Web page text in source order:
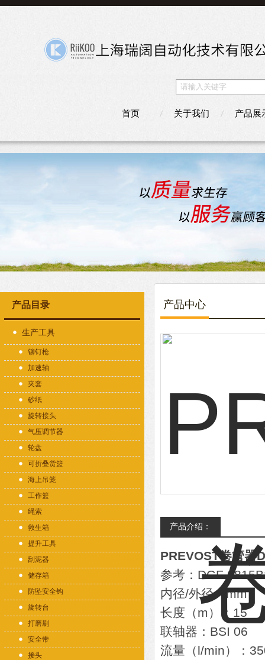
首页 关于我们 产品展
产品目录
生产工具
铆钉枪
加速轴
夹套
砂纸
旋转接头
气压调节器
轮盘
可折叠货篮
海上吊笼
工作篮
绳索
救生箱
提升工具
刮泥器
储存箱
防坠安全钩
旋转台
打磨刷
安全带
接头
产品中心
产品介绍：
PREVOST卷管器
参考：DGF
内径/外径（mm）
长度（m）：15
联轴器：BSI 06
流量（l/min）：